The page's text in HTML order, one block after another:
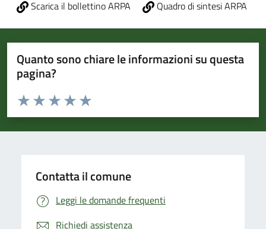
Scarica il bollettino ARPA Quadro di sintesi ARPA
Quanto sono chiare le informazioni su questa
pagina?
Valuta da 1 a 5 stelle la pagina
Valuta 5 stelle su 5
Valuta 4 stelle su 5
Valuta 3 stelle su 5
Valuta 2 stelle su 5
Valuta 1 stelle su 5
Contatta il comune
Leggi le domande frequenti
Richiedi assistenza